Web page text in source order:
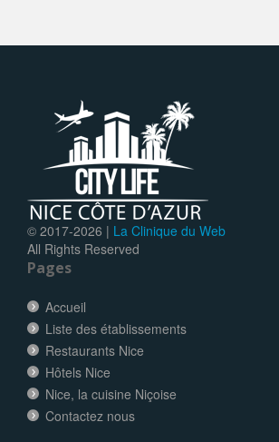
© 2017-2026 | La Clinique du Web
All Rights Reserved
Pages
Accueil
Liste des établissements
Restaurants Nice
Hôtels Nice
Nice, la cuisine Niçoise
Contactez nous